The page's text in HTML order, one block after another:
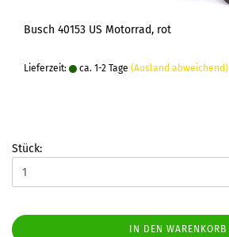
Busch 40153 US Motorrad, rot
Lieferzeit: ca. 1-2 Tage (Ausland abweichend)
Stück:
IN DEN WARENKORB